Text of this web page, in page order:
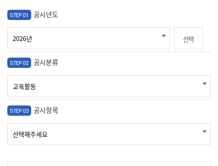
STEP 01 공시년도
선택
STEP 02 공시분류
STEP 03 공시항목